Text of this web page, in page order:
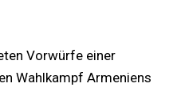
Vorwürfe einer
Wahlkampf Armeniens